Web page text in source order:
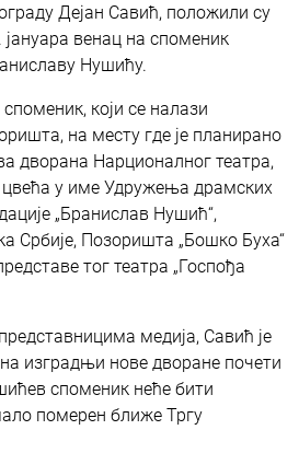
Дејан Савић, положили су
јануара венац на споменик
Нушићу.
који се налази
на месту где је планирано
дворана Нарционалног театра,
цвећа у име Удружења драмских
„Бранислав Нушић“,
Србије, Позоришта „Бошко Буха“
тог театра „Госпођа
медија, Савић је
изградњи нове дворане почети
споменик неће бити
померен ближе Тргу